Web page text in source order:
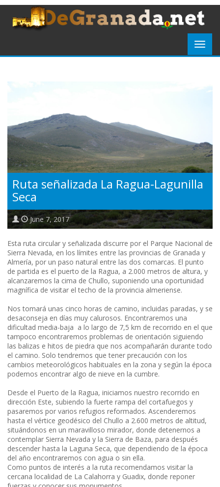
Ruta señalizada La Ragua-Lagunilla
Seca
June 7, 2017
Esta ruta circular y señalizada discurre por el Parque Nacional de
Sierra Nevada, en los límites entre las provincias de Granada y
Almería, por un paso natural entre las dos comarcas. El punto
de partida es el puerto de la Ragua, a 2.000 metros de altura, y
alcanzaremos la cima de Chullo, suponiendo una oportunidad
magnífica de visitar el techo de la provincia almeriense.
Nos tomará unas cinco horas de camino, incluidas paradas, y se
desaconseja en días muy calurosos. Encontraremos una
dificultad media-baja a lo largo de 7,5 km de recorrido en el que
tampoco encontraremos problemas de orientación siguiendo
las balizas e hitos de piedra que nos acompañarán durante todo
el camino. Solo tendremos que tener precaución con los
cambios meteorológicos habituales en la zona y según la época
podemos encontrar algo de nieve en la cumbre.
Desde el Puerto de la Ragua, iniciamos nuestro recorrido en
dirección Este, subiendo la fuerte rampa del cortafuegos y
pasaremos por varios refugios reformados. Ascenderemos
hasta el vértice geodésico del Chullo a 2.600 metros de altitud,
situándonos en un maravilloso mirador, donde detenernos a
contemplar Sierra Nevada y la Sierra de Baza, para después
descender hasta la Laguna Seca, que dependiendo de la época
del año encontraremos con agua o sin ella.
Como puntos de interés a la ruta recomendamos visitar la
cercana localidad de La Calahorra y Guadix, donde reponer